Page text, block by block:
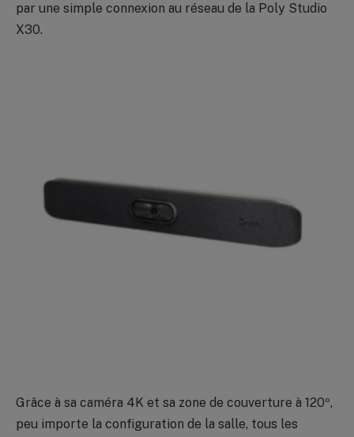
par une simple connexion au réseau de la Poly Studio
X30.
Grâce à sa caméra 4K et sa zone de couverture à 120º,
peu importe la configuration de la salle, tous les